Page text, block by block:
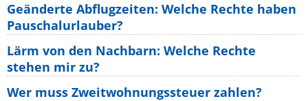
Geänderte Abflugzeiten: Welche Rechte haben
Pauschalurlauber?
Lärm von den Nachbarn: Welche Rechte
stehen mir zu?
Wer muss Zweitwohnungssteuer zahlen?